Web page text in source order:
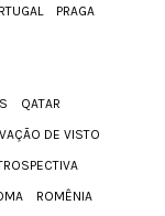
PRAGA
QATAR
DE VISTO
ROMÊNIA